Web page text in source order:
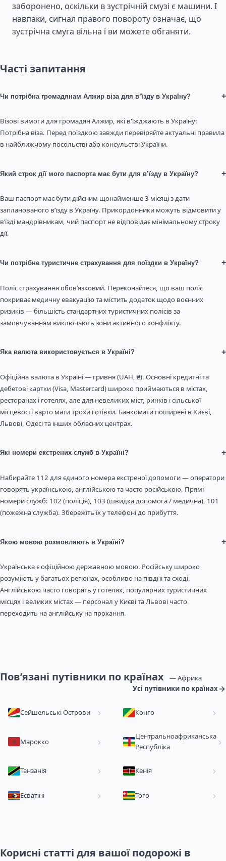
заборонено, оскільки в зустрічній смузі є машини. І
навпаки, сигнал правого повороту означає, що
зустрічна смуга вільна і ви можете обганяти.
Часті запитання
Чи потрібна громадянам Алжир віза для в’їзду в Україну? +
Візові вимоги для громадян Алжир, які в'їжджають в Україну:
Потрібна віза. Перед поїздкою завжди перевіряйте актуальні правила
в найближчому посольстві або консульстві України.
Який строк дії мого паспорта має бути для в’їзду в Україну? +
Ваш паспорт має бути дійсним щонайменше 3 місяці з дати
запланованого в’їзду в Україну. Прикордонники можуть відмовити у
в’їзді мандрівникам, чий паспорт не відповідає мінімальному строку
дії.
Чи потрібне туристичне страхування для поїздки в Україну? +
Поліс страхування обов’язковий. Переконайтеся, що ваш поліс
покриває медичну евакуацію та містить додаток щодо воєнних
ризиків — більшість стандартних туристичних полісів за
замовчуванням виключають зони активного конфлікту.
Яка валюта використовується в Україні? +
Офіційна валюта в Україні — гривня (UAH, ₴). Основні кредитні та
дебетові картки (Visa, Mastercard) широко приймаються в містах,
ресторанах і готелях, але для невеликих міст, ринків і сільської
місцевості варто мати трохи готівки. Банкомати поширені в Києві,
Львові, Одесі та інших обласних центрах.
Які номери екстрених служб в Україні? +
Набирайте 112 для єдиного номера екстреної допомоги — оператори
говорять українською, англійською та часто російською. Прямі
номери служб: 102 (поліція), 103 (швидка допомога / медична), 101
(пожежна служба). Збережіть їх у телефоні до прибуття.
Якою мовою розмовляють в Україні? +
Українська є офіційною державною мовою. Російську широко
розуміють у багатьох регіонах, особливо на півдні та сході.
Англійською часто говорять у готелях, популярних туристичних
місцях і великих містах — персонал у Києві та Львові часто
переходить на англійську на прохання.
Пов’язані путівники по країнах
— Африка
Усі путівники по країнах
Сейшельські Острови Конго
Марокко
Центральноафриканська
Республіка
Танзанія Кенія
Есватіні Того
Корисні статті для вашої подорожі в